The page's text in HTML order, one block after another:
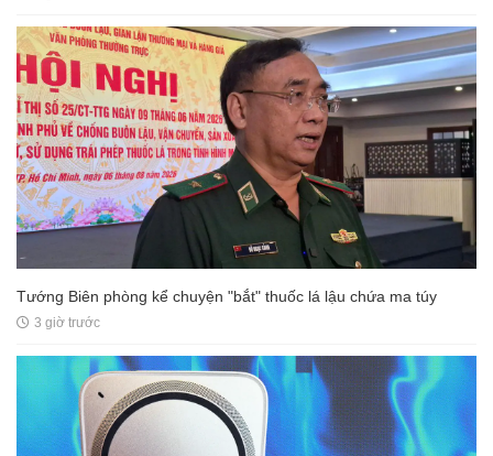
Tướng Biên phòng kể chuyện "bắt" thuốc lá lậu chứa ma túy
3 giờ trước